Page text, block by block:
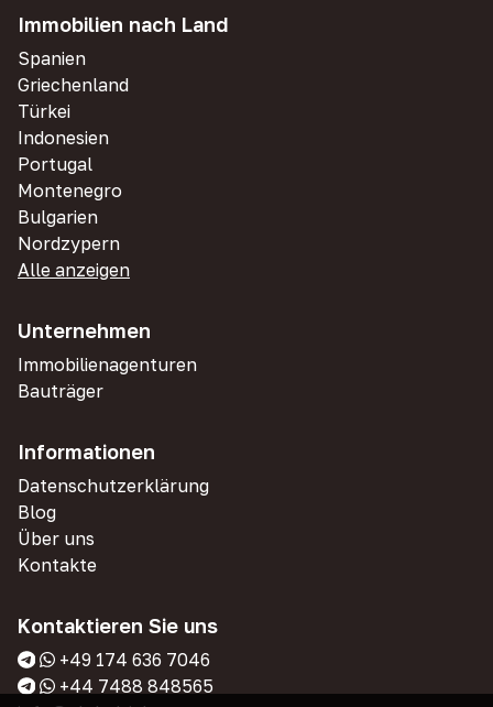
Immobilien nach Land
Spanien
Griechenland
Türkei
Indonesien
Portugal
Montenegro
Bulgarien
Nordzypern
Alle anzeigen
Unternehmen
Immobilienagenturen
Bauträger
Informationen
Datenschutzerklärung
Blog
Über uns
Kontakte
Kontaktieren Sie uns
+49 174 636 7046
+44 7488 848565